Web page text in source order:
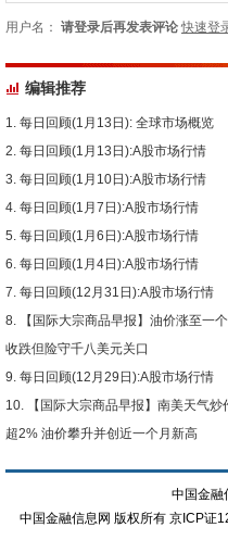
用户名： 请登录后再发表评论 快速登
编辑推荐
每日回顾(1月13日): 全球市场概览
每日回顾(1月13日):A股市场行情
每日回顾(1月10日):A股市场行情
每日回顾(1月7日):A股市场行情
每日回顾(1月6日):A股市场行情
每日回顾(1月4日):A股市场行情
每日回顾(12月31日):A股市场行情
【国际大宗商品早报】油价涨至一
收跌但险守千八美元关口
每日回顾(12月29日):A股市场行情
【国际大宗商品早报】南美天气
超2% 油价攀升并创近一个月新高
中国金融
中国金融信息网 版权所有 京ICP证